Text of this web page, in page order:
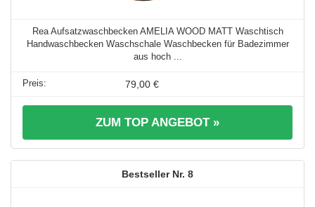
Rea Aufsatzwaschbecken AMELIA WOOD MATT Waschtisch
Handwaschbecken Waschschale Waschbecken für Badezimmer
aus hoch ...
79,00 €
ZUM TOP ANGEBOT »
8